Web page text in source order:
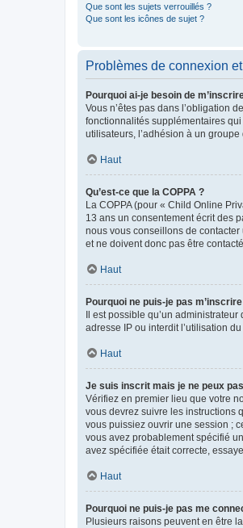
Que sont les sujets verrouillés ?
Que sont les icônes de sujet ?
Problèmes de connexion
Pourquoi ai-je besoin de
Vous n’êtes pas dans l’obligation
fonctionnalités supplémentaires
utilisateurs, l’adhésion à un
Haut
Qu’est-ce que la COPPA ?
La COPPA (pour « Child Online
13 ans un consentement écrit des
nous vous conseillons de
et ne doivent donc pas être
Haut
Pourquoi ne puis-je pas
Il est possible qu’un
adresse IP ou interdit l’utilisation
Haut
Je suis inscrit mais je ne peux
Vérifiez en premier lieu que votre
vous devrez suivre les instructions
vous puissiez ouvrir une session ;
vous avez probablement spécifié
avez spécifiée était correcte,
Haut
Pourquoi ne puis-je pas me
Plusieurs raisons peuvent en être